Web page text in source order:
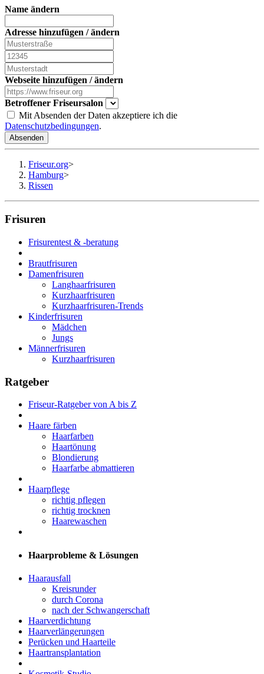
Name ändern
Adresse hinzufügen / ändern
Webseite hinzufügen / ändern
Betroffener Friseursalon
Mit Absenden der Daten akzeptiere ich die
Datenschutzbedingungen.
Absenden
Friseur.org>
Hamburg>
Rissen
Frisuren
Frisurentest & -beratung
Brautfrisuren
Damenfrisuren
Langhaarfrisuren
Kurzhaarfrisuren
Kurzhaarfrisuren-Trends
Kinderfrisuren
Mädchen
Jungs
Männerfrisuren
Kurzhaarfrisuren
Ratgeber
Friseur-Ratgeber von A bis Z
Haare färben
Haarfarben
Haartönung
Blondierung
Haarfarbe abmattieren
Haarpflege
richtig pflegen
richtig trocknen
Haarewaschen
Haarprobleme & Lösungen
Haarausfall
Kreisrunder
durch Corona
nach der Schwangerschaft
Haarverdichtung
Haarverlängerungen
Perücken und Haarteile
Haartransplantation